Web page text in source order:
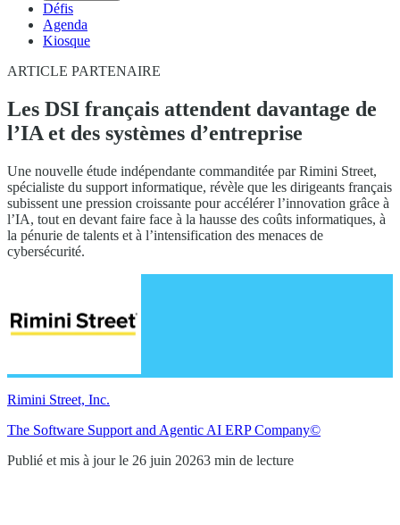
Défis
Agenda
Kiosque
ARTICLE PARTENAIRE
Les DSI français attendent davantage de
l’IA et des systèmes d’entreprise
Une nouvelle étude indépendante commanditée par Rimini Street,
spécialiste du support informatique, révèle que les dirigeants français
subissent une pression croissante pour accélérer l’innovation grâce à
l’IA, tout en devant faire face à la hausse des coûts informatiques, à
la pénurie de talents et à l’intensification des menaces de
cybersécurité.
Rimini Street, Inc.
The Software Support and Agentic AI ERP Company©
Publié et mis à jour le 26 juin 20263 min de lecture